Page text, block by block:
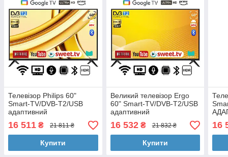
Телевізор Philips 60"
Smart-TV/DVB-T2/USB
адаптивний
16 511 ₴ 21 811 ₴
Купити
Великий телевізор Ergo
60" Smart-TV/DVB-T2/USB
адаптивний
16 532₴ 21 832 ₴
Купити
16